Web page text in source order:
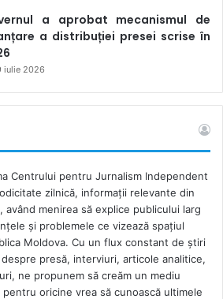
a aprobat mecanismul de
a distribuției presei scrise în
iulie 2026
Centrului pentru Jurnalism Independent
zilnică, informații relevante din
având menirea să explice publicului larg
și problemele ce vizează spațiul
Moldova. Cu un flux constant de ştiri
presă, interviuri, articole analitice,
ne propunem să creăm un mediu
oricine vrea să cunoască ultimele